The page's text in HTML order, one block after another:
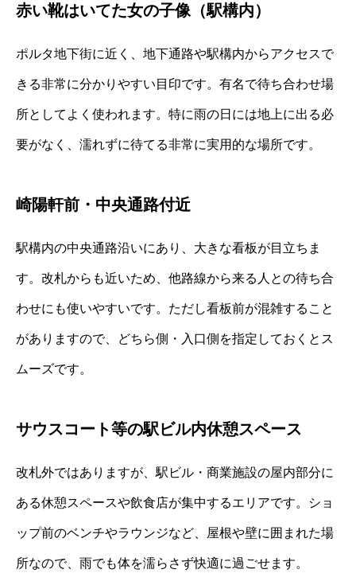
赤い靴はいてた女の子像（駅構内）
ポルタ地下街に近く、地下通路や駅構内からアクセスで
きる非常に分かりやすい目印です。有名で待ち合わせ場
所としてよく使われます。特に雨の日には地上に出る必
要がなく、濡れずに待てる非常に実用的な場所です。
崎陽軒前・中央通路付近
駅構内の中央通路沿いにあり、大きな看板が目立ちま
す。改札からも近いため、他路線から来る人との待ち合
わせにも使いやすいです。ただし看板前が混雑すること
がありますので、どちら側・入口側を指定しておくとス
ムーズです。
サウスコート等の駅ビル内休憩スペース
改札外ではありますが、駅ビル・商業施設の屋内部分に
ある休憩スペースや飲食店が集中するエリアです。ショ
ップ前のベンチやラウンジなど、屋根や壁に囲まれた場
所なので、雨でも体を濡らさず快適に過ごせます。